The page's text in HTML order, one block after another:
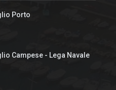
Porto
Campese - Lega Navale